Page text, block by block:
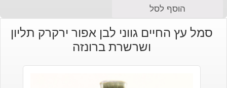
הוסף לסל
סמל עץ החיים גווני לבן אפור ירקרק תליון
ושרשרת ברונזה